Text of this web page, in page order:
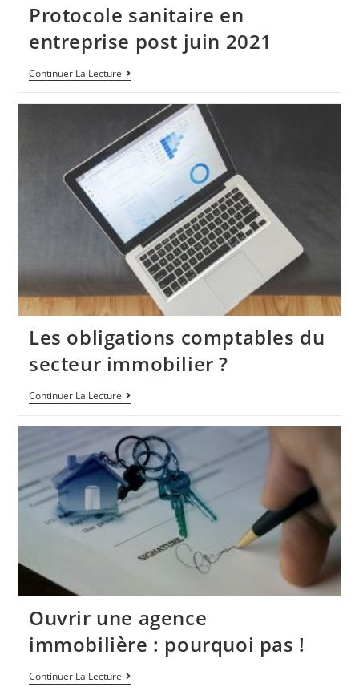
Protocole sanitaire en
entreprise post juin 2021
Continuer La Lecture
Les obligations comptables du
secteur immobilier ?
Continuer La Lecture
Ouvrir une agence
immobilière : pourquoi pas !
Continuer La Lecture